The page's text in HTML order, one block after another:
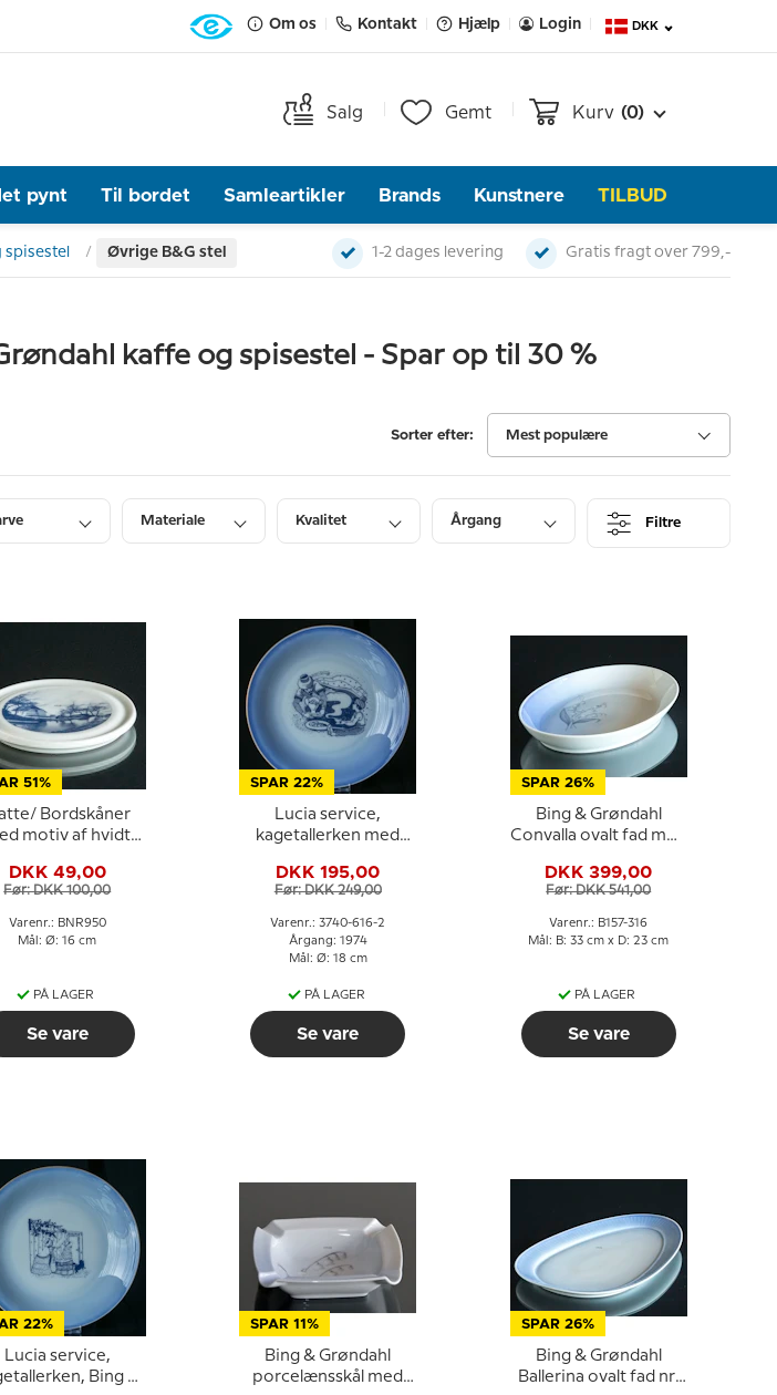
Om os Kontakt Hjælp Login DKK
Salg Gemt Kurv (0)
pynt Til bordet Samleartikler Brands Kunstnere TILBUD
spisestel Øvrige B&G stel 1-2 dages levering Gratis fragt over 799,-
kaffe og spisestel - Spar op til 30 %
Sorter efter: Mest populære
Materiale Kvalitet Årgang Filtre
51%
Bordskåner
motiv af hvidt
vandet - Bing &
Grøndahl
DKK 49,00
Før: DKK 100,00
Varenr.: BNR950
Mål: Ø: 16 cm
PÅ LAGER
Se vare
SPAR 22%
Lucia service,
kagetallerken med
Bing & Grøndahl
DKK 195,00
Før: DKK 249,00
Varenr.: 3740-616-2
Årgang: 1974
Mål: Ø: 18 cm
PÅ LAGER
Se vare
SPAR 26%
Bing & Grøndahl
Convalla ovalt fad med
DKK 399,00
Før: DKK 541,00
Varenr.: B157-316
Mål: B: 33 cm x D: 23 cm
PÅ LAGER
Se vare
22%
Lucia service,
Bing &
SPAR 11%
Bing & Grøndahl
porcelænsskål med
SPAR 26%
Bing & Grøndahl
Ballerina ovalt fad nr.